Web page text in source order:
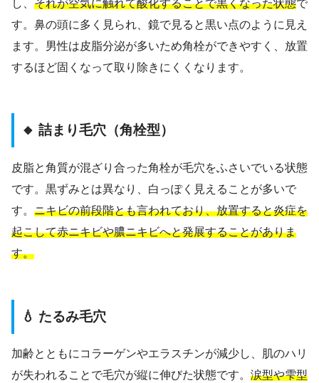
し、 それが空気に触れて酸化することで黒くなった状態で
す。鼻の頭に多く見られ、鏡で見ると黒い点のように見え
ます。男性は皮脂分泌が多いため角栓ができやすく、放置
するほど固くなって取り除きにくくなります。
🔸 詰まり毛穴（角栓型）
皮脂と角質が混ざり合った角栓が毛穴をふさいでいる状態
です。黒ずみとは異なり、白っぽく見えることが多いで
す。 ニキビの前段階とも言われており、放置すると炎症を
起こして赤ニキビや膿ニキビへと発展することがありま
す。
💧 たるみ毛穴
加齢とともにコラーゲンやエラスチンが減少し、肌のハリ
が失われることで毛穴が縦に伸びた状態です。 涙型や雫型